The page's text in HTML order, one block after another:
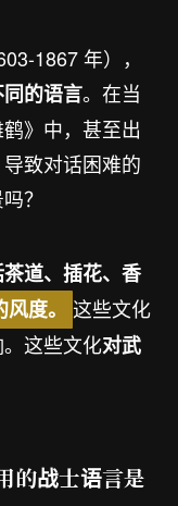
1867 年），
的语言。在当
》中，甚至出
致对话困难的
？
道、插花、香
度。
这些文化
这些文化对武
的战士语言是